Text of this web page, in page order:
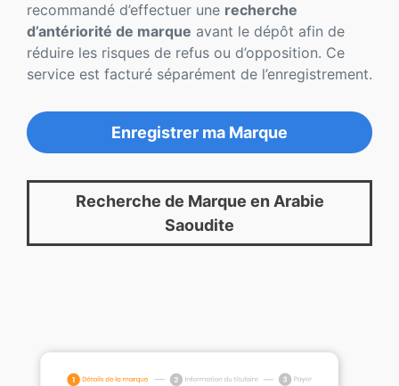
recommandé d’effectuer une recherche
d’antériorité de marque avant le dépôt afin de
réduire les risques de refus ou d’opposition. Ce
service est facturé séparément de l’enregistrement.
Enregistrer ma Marque
Recherche de Marque en Arabie
Saoudite